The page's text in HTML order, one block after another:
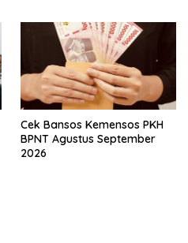
Cek Bansos Kemensos PKH
BPNT Agustus September
2026